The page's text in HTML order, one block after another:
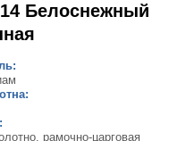
Белоснежный
рамочно-царговая